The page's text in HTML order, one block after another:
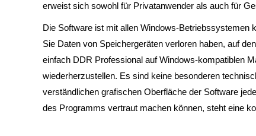
erweist sich sowohl für Privatanwender als auch für
Die Software ist mit allen Windows-Betriebssystemen
Sie Daten von Speichergeräten verloren haben, auf
einfach DDR Professional auf Windows-kompatiblen
wiederherzustellen. Es sind keine besonderen
verständlichen grafischen Oberfläche der Software
des Programms vertraut machen können, steht eine